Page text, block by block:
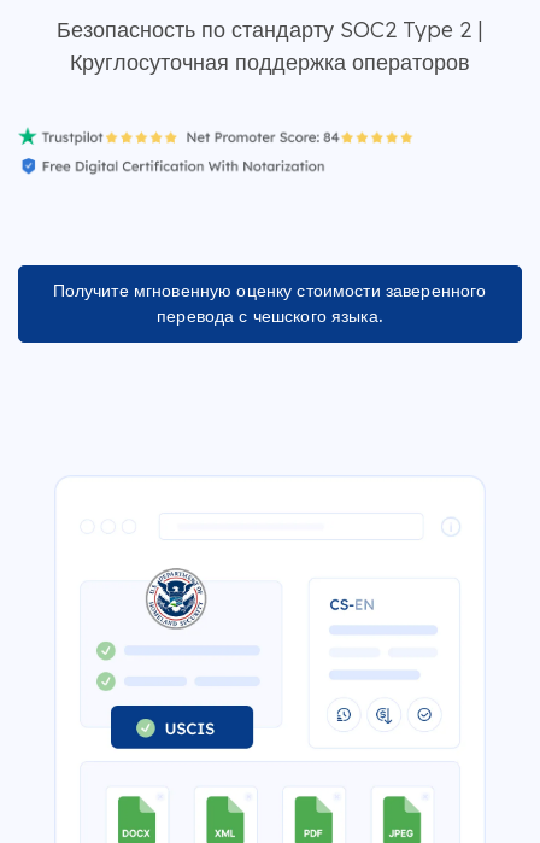
Безопасность по стандарту SOC2 Type 2 |
Круглосуточная поддержка операторов
Получите мгновенную оценку стоимости заверенного
перевода с чешского языка.